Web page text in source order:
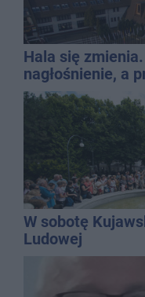
Hala się
nagłośnienie, a
QEMETICA ARENA
W sobotę
Ludowej